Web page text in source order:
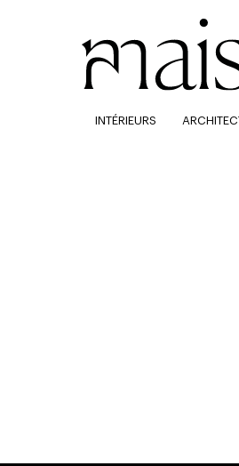
INTÉRIEURS